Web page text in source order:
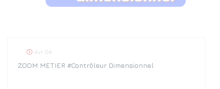
Avr 04
ZOOM METIER #Contrôleur Dimensionnel